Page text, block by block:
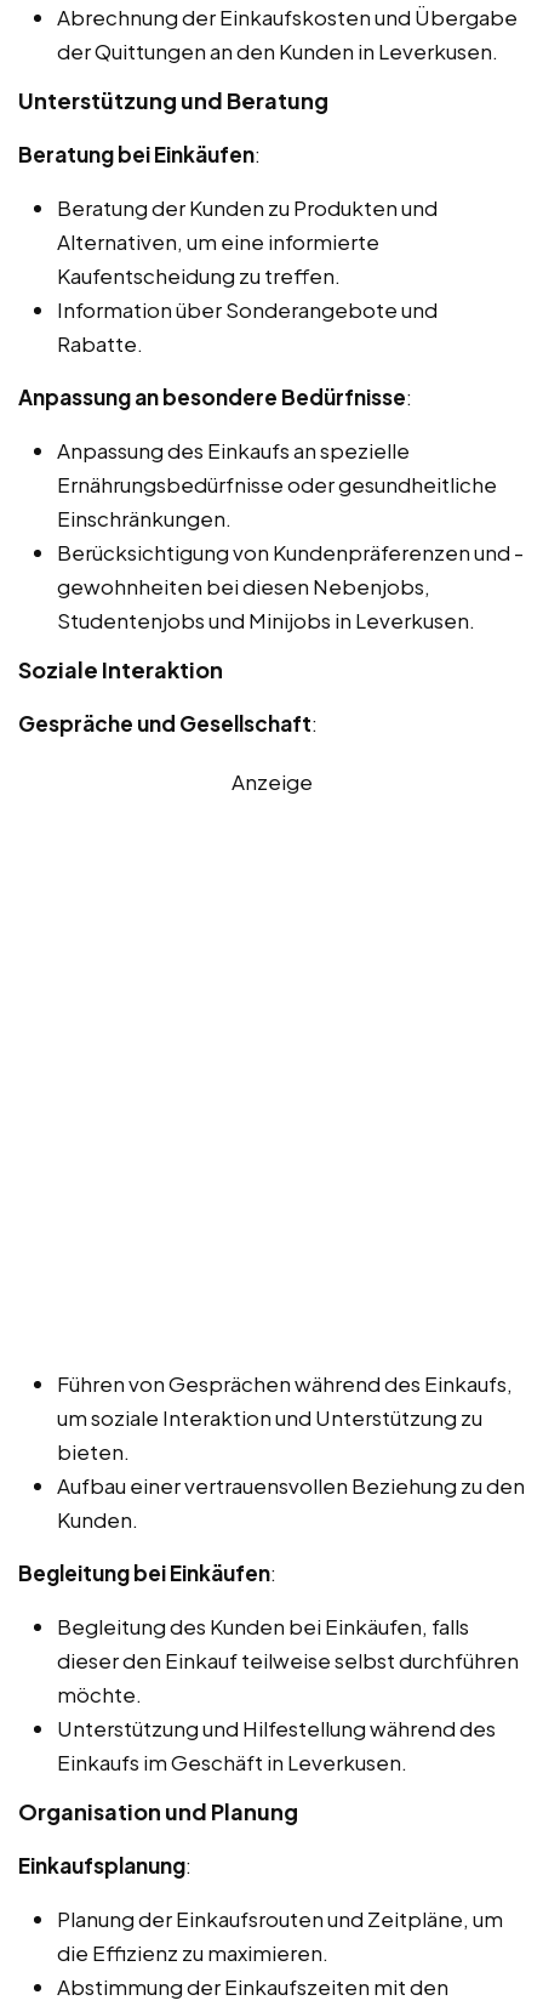
Abrechnung der Einkaufskosten und Übergabe
der Quittungen an den Kunden in Leverkusen.
Unterstützung und Beratung
Beratung bei Einkäufen:
Beratung der Kunden zu Produkten und
Alternativen, um eine informierte
Kaufentscheidung zu treffen.
Information über Sonderangebote und
Rabatte.
Anpassung an besondere Bedürfnisse:
Anpassung des Einkaufs an spezielle
Ernährungsbedürfnisse oder gesundheitliche
Einschränkungen.
Berücksichtigung von Kundenpräferenzen und -
gewohnheiten bei diesen Nebenjobs,
Studentenjobs und Minijobs in Leverkusen.
Soziale Interaktion
Gespräche und Gesellschaft:
Anzeige
Führen von Gesprächen während des Einkaufs,
um soziale Interaktion und Unterstützung zu
bieten.
Aufbau einer vertrauensvollen Beziehung zu den
Kunden.
Begleitung bei Einkäufen:
Begleitung des Kunden bei Einkäufen, falls
dieser den Einkauf teilweise selbst durchführen
möchte.
Unterstützung und Hilfestellung während des
Einkaufs im Geschäft in Leverkusen.
Organisation und Planung
Einkaufsplanung:
Planung der Einkaufsrouten und Zeitpläne, um
die Effizienz zu maximieren.
Abstimmung der Einkaufszeiten mit den